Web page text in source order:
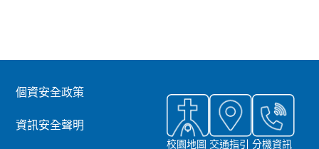
個資安全政策
資訊安全聲明
校園地圖 交通指引 分機資訊